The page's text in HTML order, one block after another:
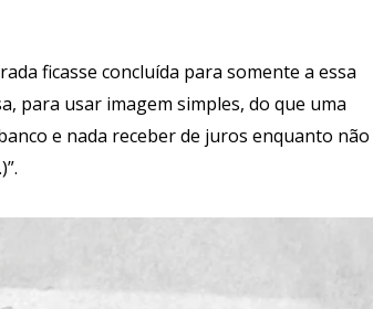
ficasse concluída para somente a essa
para usar imagem simples, do que uma
e nada receber de juros enquanto não